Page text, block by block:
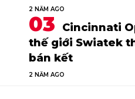
2 NĂM AGO
Cincinnati
thế giới Swiatek
bán kết
2 NĂM AGO